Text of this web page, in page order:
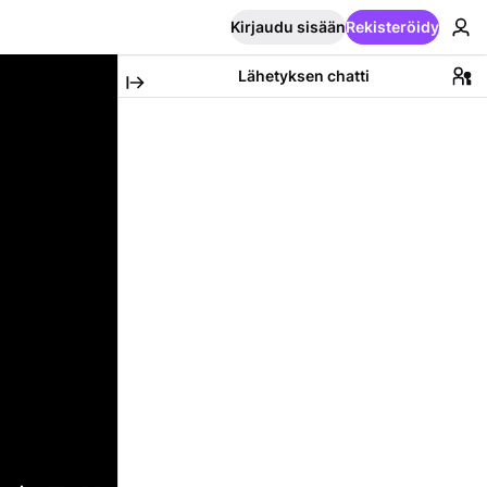
Kirjaudu sisäänRekisteröidy
Lähetyksen chatti